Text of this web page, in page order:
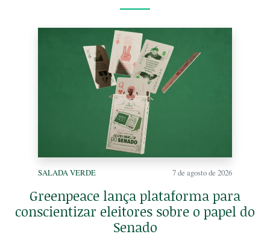
SALADA VERDE 7 de agosto de 2026
Greenpeace lança plataforma para
conscientizar eleitores sobre o papel do
Senado